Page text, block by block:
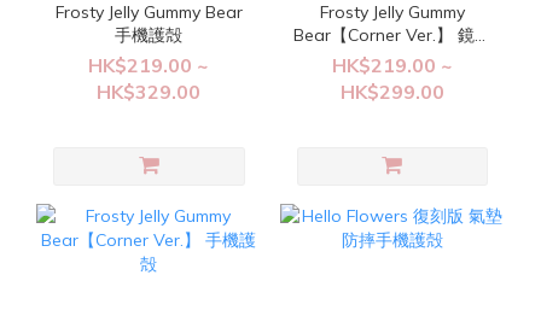
Frosty Jelly Gummy Bear
手機護殻
HK$219.00 ~
HK$329.00
Frosty Jelly Gummy
Bear【Corner Ver.】 鏡面
手機護殻
HK$219.00 ~
HK$299.00